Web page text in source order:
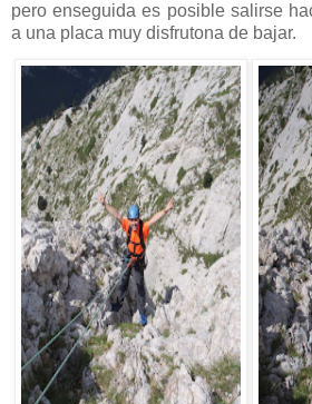
pero enseguida es posible salirse
a una placa muy disfrutona de bajar.